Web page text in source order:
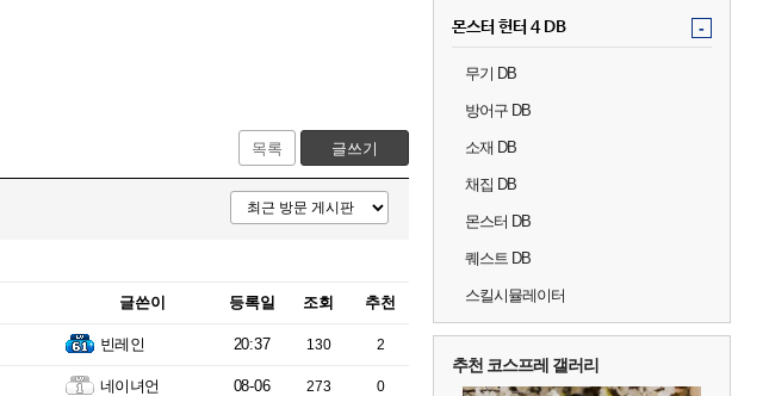
목록 글쓰기
글쓴이 등록일 조회 추천
빈레인 20:37 130 2
네이녀언 08-06 273 0
몬스터 헌터 4 DB -
무기 DB
방어구 DB
소재 DB
채집 DB
몬스터 DB
퀘스트 DB
스킬시뮬레이터
추천 코스프레 갤러리